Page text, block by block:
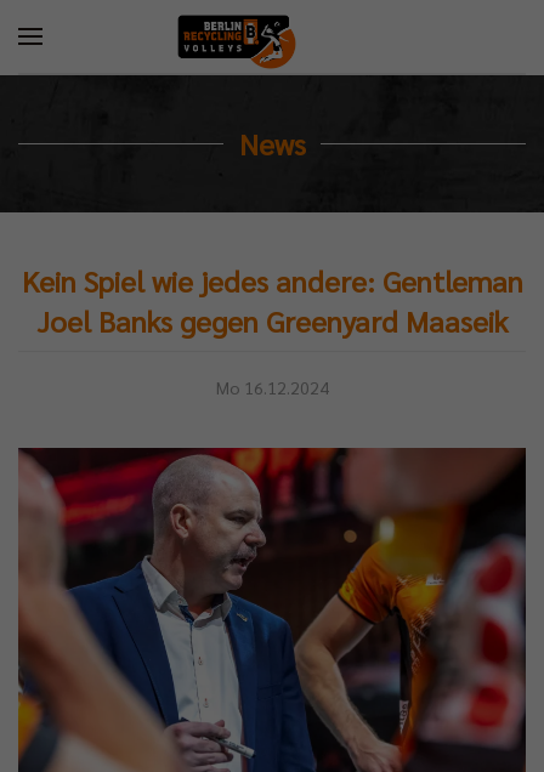
News
Kein Spiel wie jedes andere: Gentleman
Joel Banks gegen Greenyard Maaseik
Mo 16.12.2024